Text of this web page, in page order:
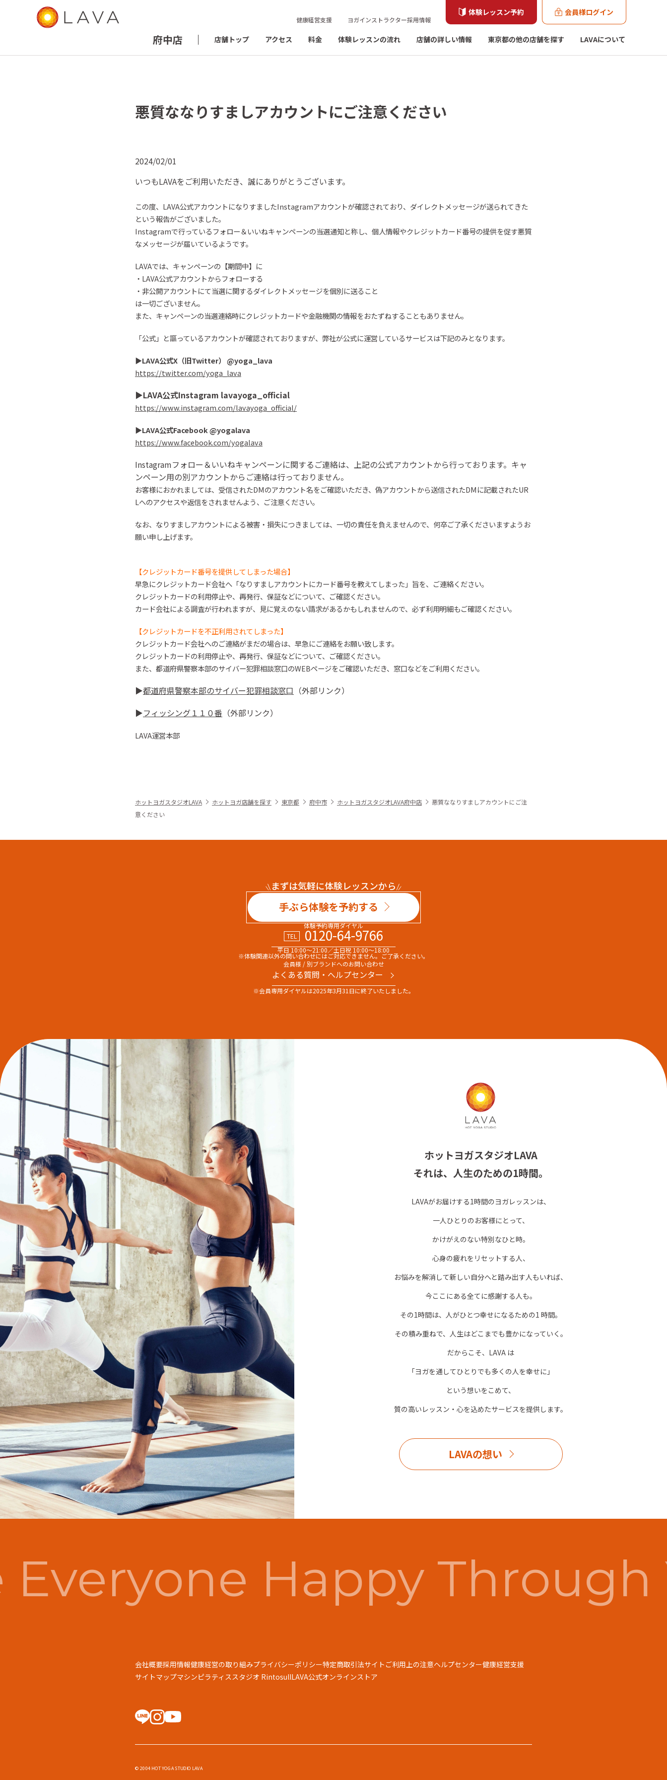
健康経営支援 ヨガインストラクター採用情報
体験レッスン予約 会員様ログイン
府中店 店舗トップ アクセス 料金 体験レッスンの流れ 店舗の詳しい情報 東京都の他の店舗を探す LAVAについて
悪質ななりすましアカウントにご注意ください
2024/02/01
いつもLAVAをご利用いただき、誠にありがとうございます。
この度、 LAVA公式アカウントになりすましたInstagramアカウントが確認されており、ダイレクトメッセージが送られてきた
という報告がございました。
Instagramで行っているフォロー＆いいねキャンペーンの当選通知と称し、個人情報やクレジットカード番号の提供を促す悪質
なメッセージが届いているようです。
LAVAでは、キャンペーンの【期間中】に
・LAVA公式アカウントからフォローする
・ 非公開アカウントにて当選に関するダイレクトメッセージを個別に送ること
は一切ございません。
また、 キャンペーンの当選連絡時にクレジットカードや金融機関の情報をおたずねすることもありません。
「公式」と謳っているアカウントが確認されておりますが、 弊社が公式に運営しているサービスは下記のみとなります。
▶︎LAVA公式X（旧Twitter） @yoga_lava
https://twitter.com/yoga_lava
▶︎LAVA公式Instagram lavayoga_official
https://www.instagram.com/lavayoga_official/
▶︎LAVA公式Facebook@yogalava
https://www.facebook.com/yogalava
Instagramフォロー＆いいねキャンペーンに関するご連絡は、上記の公式アカウントから行っております。キャ
ンペーン用の別アカウントからご連絡は行っておりません。
お客様におかれましては、受信されたDMのアカウント名をご確認いただき、偽アカウントから送信されたDMに記載されたUR
Lへのアクセスや返信をされませんよう、ご注意ください。
なお、なりすましアカウントによる被害・損失につきましては、一切の責任を負えませんので、 何卒ご了承くださいますようお
願い申し上げます。
【クレジットカード番号を提供してしまった場合】
早急にクレジットカード会社へ「なりすましアカウントにカード番号を教えてしまった」旨を、ご連絡ください。
クレジットカードの利用停止や、再発行、保証などについて、ご確認ください。
カード会社による調査が行われますが、見に覚えのない請求があるかもしれませんので、必ず利用明細もご確認ください。
【クレジットカードを不正利用されてしまった】
クレジットカード会社へのご連絡がまだの場合は、早急にご連絡をお願い致します。
クレジットカードの利用停止や、再発行、保証などについて、ご確認ください。
また、都道府県警察本部のサイバー犯罪相談窓口のWEBページをご確認いただき、窓口などをご利用ください。
▶︎都道府県警察本部のサイバー犯罪相談窓口 （外部リンク）
▶︎フィッシング１１０番 （外部リンク）
LAVA運営本部
ホットヨガスタジオLAVA ホットヨガ店舗を探す 東京都 府中市 ホットヨガスタジオLAVA府中店
悪質ななりすましアカウントにご注
意ください
まずは気軽に体験レッスンから
手ぶら体験を予約する
体験予約専用ダイヤル
TEL
0120-64-9766
平日 10:00～21:00／土日祝 10:00～18:00
※体験関連以外の問い合わせにはご対応できません。ご了承ください。
会員様 / 別ブランドへのお問い合わせ
よくある質問・へルプセンター
※会員専用ダイヤルは2025年3月31日に終了いたしました。
ホットヨガスタジオLAVA
それは、人生のための1時間。
LAVAがお届けする1時間のヨガレッスンは、
一人ひとりのお客様にとって、
かけがえのない特別なひと時。
心身の疲れをリセットする人、
お悩みを解消して新しい自分へと踏み出す人もいれば、
今ここにある全てに感謝する人も。
その1時間は、人がひとつ幸せになるための1 時間。
その積み重ねで、人生はどこまでも豊かになっていく。
だからこそ、LAVA は
「ヨガを通してひとりでも多くの人を幸せに」
という想いをこめて、
質の高いレッスン・心を込めたサービスを提供します。
LAVAの想い
Happy Through
会社概要採用情報健康経営の取り組みプライバシーポリシー特定商取引法サイトご利用上の注意ヘルプセンター健康経営支援
サイトマップマシンピラティススタジオ RintosullLAVA公式オンラインストア
© 2004 HOT YOGA STUDIO LAVA